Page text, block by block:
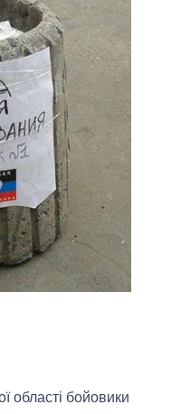
області бойовики